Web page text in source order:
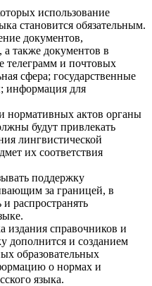
использование
становится обязательным.
документов,
также документов в
телеграмм и почтовых
сфера; государственные
информация для
нормативных актов органы
будут привлекать
лингвистической
их соответствия
поддержку
за границей, в
распространять
издания справочников и
дополнится и созданием
образовательных
о нормах и
языка.